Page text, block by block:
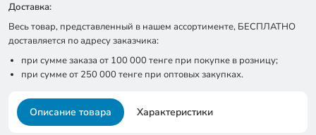
Доставка:
Весь товар, представленный в нашем ассортименте, БЕСПЛАТНО
доставляется по адресу заказчика:
при сумме заказа от 100 000 тенге при покупке в розницу;
при сумме от 250 000 тенге при оптовых закупках.
Описание товара Характеристики